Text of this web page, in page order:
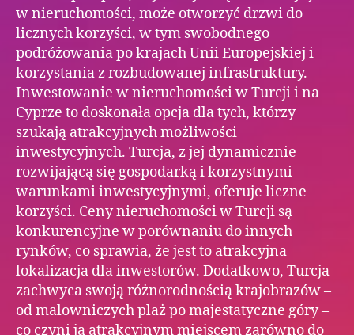
w nieruchomości, może otworzyć drzwi do
licznych korzyści, w tym swobodnego
podróżowania po krajach Unii Europejskiej i
korzystania z rozbudowanej infrastruktury.
Inwestowanie w nieruchomości w Turcji i na
Cyprze to doskonała opcja dla tych, którzy
szukają atrakcyjnych możliwości
inwestycyjnych. Turcja, z jej dynamicznie
rozwijającą się gospodarką i korzystnymi
warunkami inwestycyjnymi, oferuje liczne
korzyści. Ceny nieruchomości w Turcji są
konkurencyjne w porównaniu do innych
rynków, co sprawia, że jest to atrakcyjna
lokalizacja dla inwestorów. Dodatkowo, Turcja
zachwyca swoją różnorodnością krajobrazów –
od malowniczych plaż po majestatyczne góry –
co czyni ją atrakcyjnym miejscem zarówno do